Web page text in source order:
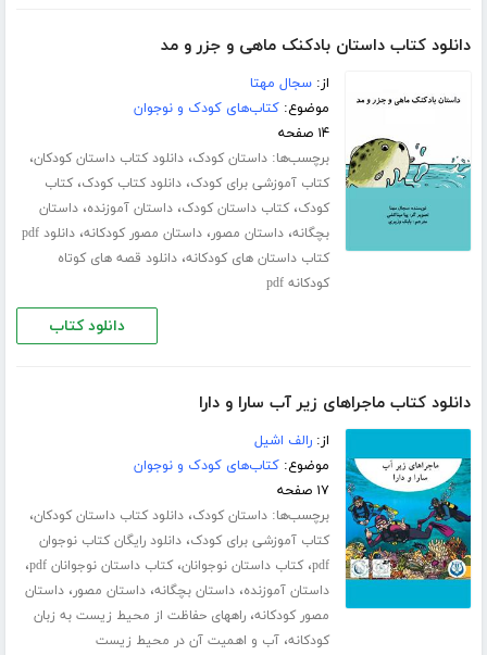
دانلود کتاب داستان بادکنک ماهی و جزر و مد
از:سجال مهتا
موضوع:کتاب‌های کودک و نوجوان
۱۴ صفحه
برچسب‌ها:داستان کودک،دانلود کتاب داستان کودکان،
کتاب آموزشی برای کودک،دانلود کتاب کودک،کتاب
کودک،کتاب داستان کودک،داستان آموزنده،داستان
بچگانه،داستان مصور،داستان مصور کودکانه،
دانلود pdf
کتاب داستان های کودکانه،دانلود قصه های کوتاه
کودکانه pdf
دانلود کتاب
دانلود کتاب ماجراهای زیر آب سارا و دارا
از:رالف اشیل
موضوع:کتاب‌های کودک و نوجوان
۱۷ صفحه
برچسب‌ها:داستان کودک،دانلود کتاب داستان کودکان،
کتاب آموزشی برای کودک،دانلود رایگان کتاب نوجوان
pdf،کتاب داستان نوجوانان،کتاب داستان نوجوانان pdf ،
داستان آموزنده،داستان بچگانه،داستان مصور،داستان
مصور کودکانه،راههای حفاظت از محیط زیست به زبان
کودکانه،آب و اهمیت آن در محیط زیست